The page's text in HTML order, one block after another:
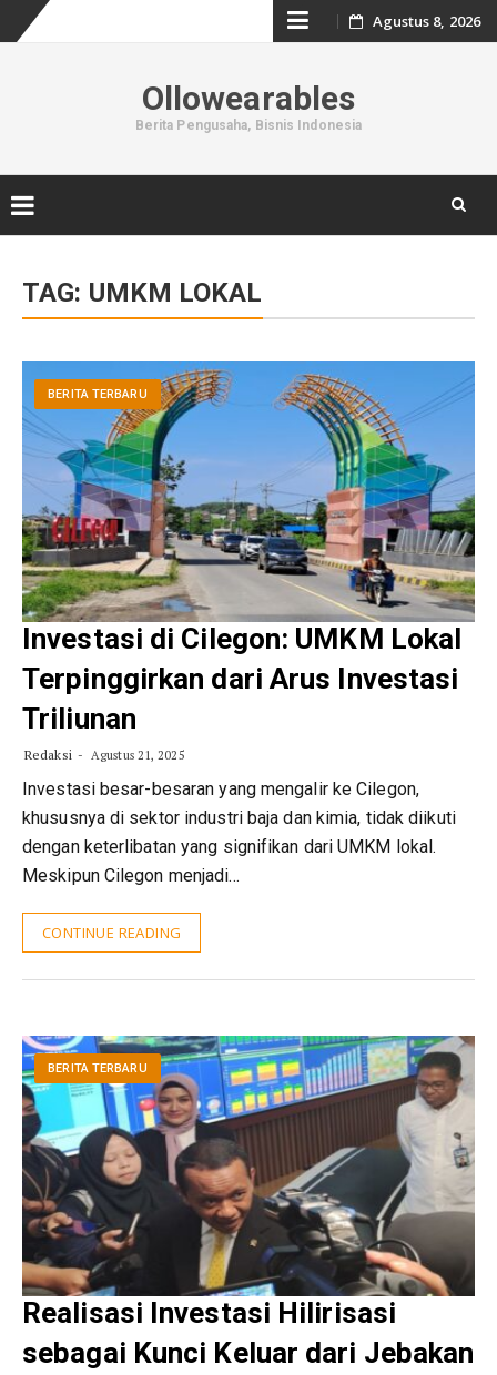
Skip
content
Agustus 8, 2026
Ollowearables
Berita Pengusaha, Bisnis Indonesia
content
TAG: UMKM LOKAL
BERITA TERBARU
Investasi di Cilegon: UMKM Lokal
Terpinggirkan dari Arus Investasi
Triliunan
Redaksi Agustus 21, 2025
Investasi besar-besaran yang mengalir ke Cilegon,
khususnya di sektor industri baja dan kimia, tidak diikuti
dengan keterlibatan yang signifikan dari UMKM lokal.
Meskipun Cilegon menjadi…
CONTINUE READING
BERITA TERBARU
Realisasi Investasi Hilirisasi
sebagai Kunci Keluar dari Jebakan